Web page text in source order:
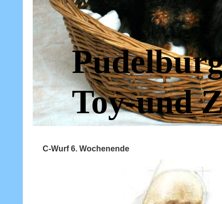
Toy-und
C-Wurf 6. Wochenende